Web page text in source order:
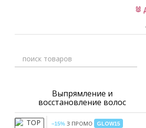
🐰
Выпрямление и
восстановление волос
−15% З ПРОМО GLOW15